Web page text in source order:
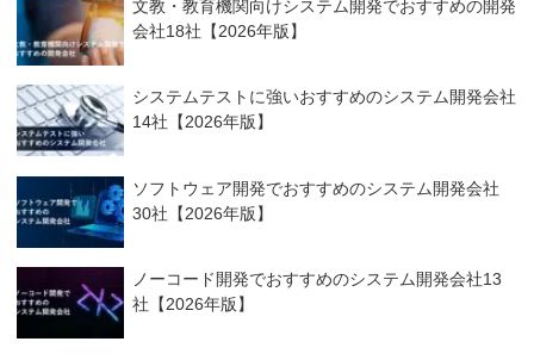
文教・教育機関向けシステム開発でおすすめの開発
会社18社【2026年版】
システムテストに強いおすすめのシステム開発会社
14社【2026年版】
ソフトウェア開発でおすすめのシステム開発会社
30社【2026年版】
ノーコード開発でおすすめのシステム開発会社13
社【2026年版】